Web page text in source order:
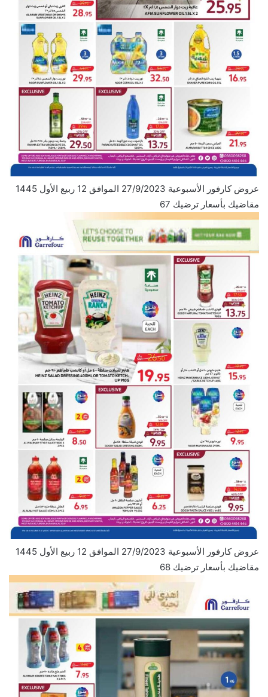
عروض كارفور الأسبوعية 27/9/2023 الموافق 12 ربيع الأول 1445
مقاضيك بأسعار ترضيك 67
عروض كارفور الأسبوعية 27/9/2023 الموافق 12 ربيع الأول 1445
مقاضيك بأسعار ترضيك 68